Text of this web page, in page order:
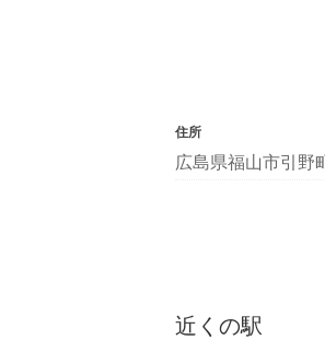
住所
広島県福山市引
近くの駅